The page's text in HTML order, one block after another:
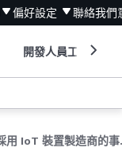
偏好設定 聯絡我們
開發人員工具
採